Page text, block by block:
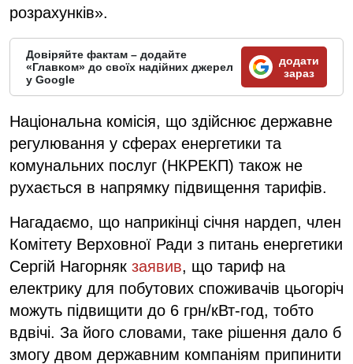
розрахунків».
Довіряйте фактам – додайте
«Главком» до своїх надійних джерел
у Google
додати
зараз
Національна комісія, що здійснює державне
регулювання у сферах енергетики та
комунальних послуг (НКРЕКП) також не
рухається в напрямку підвищення тарифів.
Нагадаємо, що наприкінці січня нардеп, член
Комітету Верховної Ради з питань енергетики
Сергій Нагорняк заявив, що тариф на
електрику для побутових споживачів цьогоріч
можуть підвищити до 6 грн/кВт-год, тобто
вдвічі. За його словами, таке рішення дало б
змогу двом державним компаніям припинити